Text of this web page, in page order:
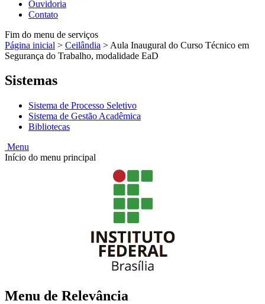
Ouvidoria
Contato
Fim do menu de serviços
Página inicial > Ceilândia > Aula Inaugural do Curso Técnico em
Segurança do Trabalho, modalidade EaD
Sistemas
Sistema de Processo Seletivo
Sistema de Gestão Acadêmica
Bibliotecas
Menu
Início do menu principal
Menu de Relevância